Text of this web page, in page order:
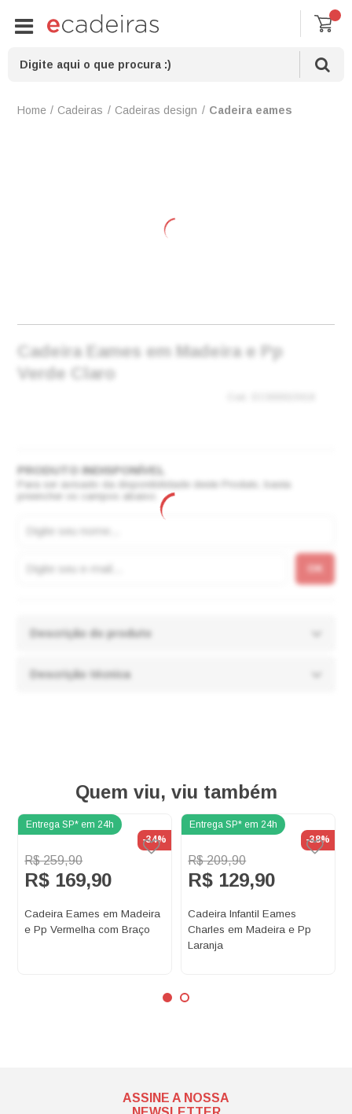
Cadeiras Cadeiras design Cadeira eames
Cadeira Eames em Madeira e Pp
Verde Claro
Para ser avisado da disponibilidade deste Produto, basta
preencher os campos abaixo.
Descrição do produto
Descrição técnica
Quem viu, viu também
-34%
R$ 259,90
R$ 169,90
Cadeira Eames em Madeira
e Pp Vermelha com Braço
-38%
R$ 209,90
R$ 129,90
Cadeira Infantil Eames
Charles em Madeira e Pp
Laranja
ASSINE A NOSSA